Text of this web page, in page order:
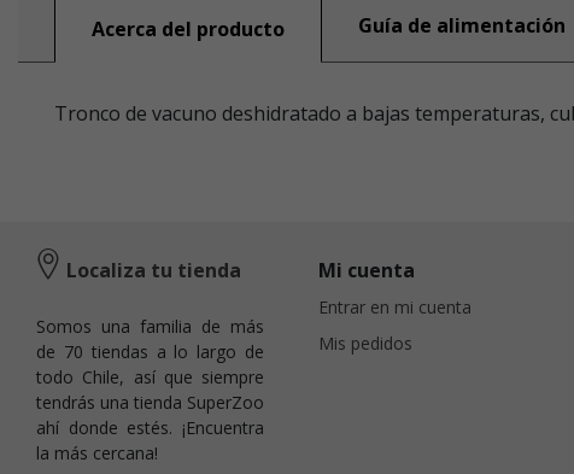
Acerca del producto Guía de alimentación
Tronco de vacuno deshidratado a bajas temperaturas,
Localiza tu tienda
Somos una familia de más
de 70 tiendas a lo largo de
todo Chile, así que siempre
tendrás una tienda SuperZoo
ahí donde estés. ¡Encuentra
la más cercana!
Mi cuenta
Entrar en mi cuenta
Mis pedidos